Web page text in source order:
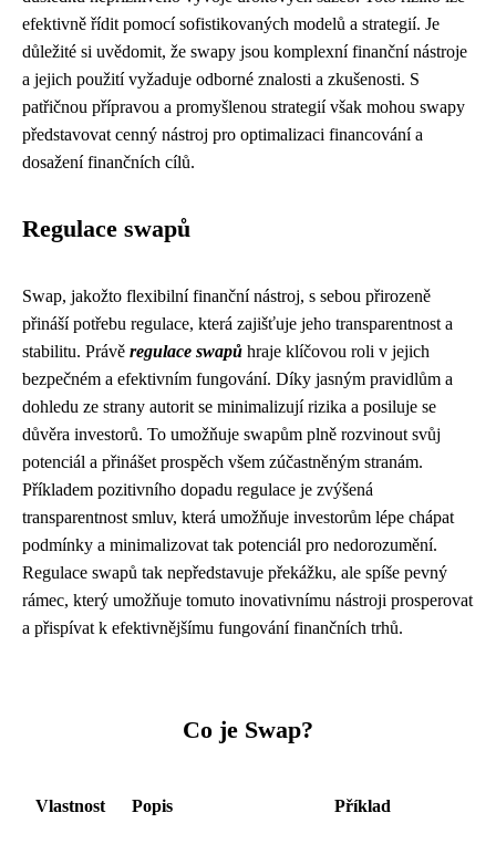
efektivně řídit pomocí sofistikovaných modelů a strategií. Je
důležité si uvědomit, že swapy jsou komplexní finanční nástroje
a jejich použití vyžaduje odborné znalosti a zkušenosti. S
patřičnou přípravou a promyšlenou strategií však mohou swapy
představovat cenný nástroj pro optimalizaci financování a
dosažení finančních cílů.
Regulace swapů
Swap, jakožto flexibilní finanční nástroj, s sebou přirozeně
přináší potřebu regulace, která zajišťuje jeho transparentnost a
stabilitu. Právě regulace swapů hraje klíčovou roli v jejich
bezpečném a efektivním fungování. Díky jasným pravidlům a
dohledu ze strany autorit se minimalizují rizika a posiluje se
důvěra investorů. To umožňuje swapům plně rozvinout svůj
potenciál a přinášet prospěch všem zúčastněným stranám.
Příkladem pozitivního dopadu regulace je zvýšená
transparentnost smluv, která umožňuje investorům lépe chápat
podmínky a minimalizovat tak potenciál pro nedorozumění.
Regulace swapů tak nepředstavuje překážku, ale spíše pevný
rámec, který umožňuje tomuto inovativnímu nástroji prosperovat
a přispívat k efektivnějšímu fungování finančních trhů.
Co je Swap?
Vlastnost Popis Příklad